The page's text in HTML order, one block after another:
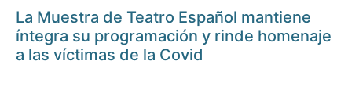
La Muestra de Teatro Español mantiene
íntegra su programación y rinde homenaje
a las víctimas de la Covid